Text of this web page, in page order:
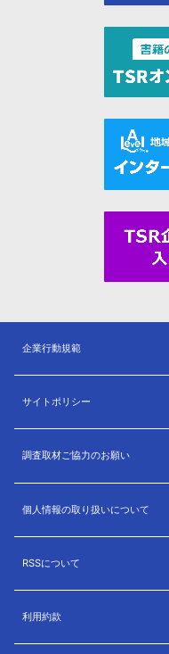
企業行動規範
サイトポリシー
調査取材ご協力のお願い
個人情報の取り扱いについて
RSSについて
利用約款